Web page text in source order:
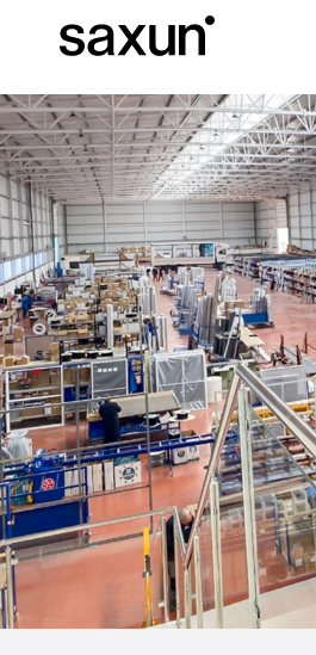
Cassonetti e Tapparelle Avvolgibili
Vetrate
Alberghi, ristoranti e caffè
Download
Chi siamo